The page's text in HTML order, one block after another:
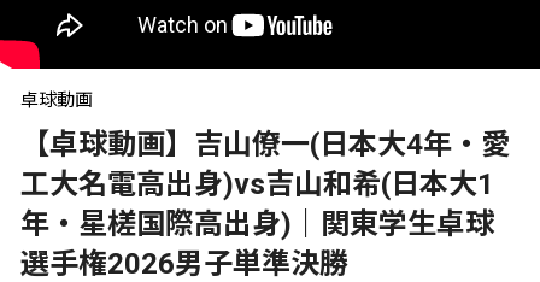
卓球動画
【卓球動画】吉山僚一(日本大4年・愛
工大名電高出身)vs吉山和希(日本大1
年・星槎国際高出身)｜関東学生卓球
選手権2026男子単準決勝